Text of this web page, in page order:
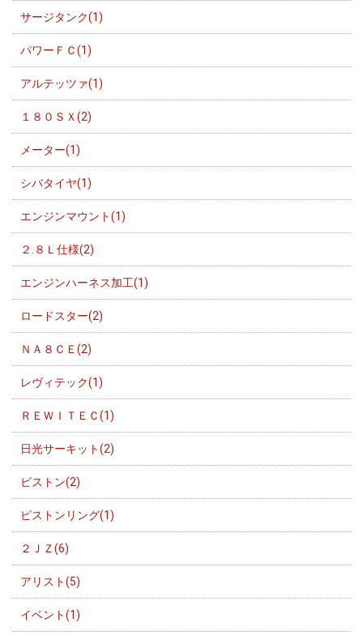
サージタンク(1)
パワーＦＣ(1)
アルテッツァ(1)
１８０ＳＸ(2)
メーター(1)
シバタイヤ(1)
エンジンマウント(1)
２.８Ｌ仕様(2)
エンジンハーネス加工(1)
ロードスター(2)
ＮＡ８ＣＥ(2)
レヴィテック(1)
ＲＥＷＩＴＥＣ(1)
日光サーキット(2)
ピストン(2)
ピストンリング(1)
２ＪＺ(6)
アリスト(5)
イベント(1)